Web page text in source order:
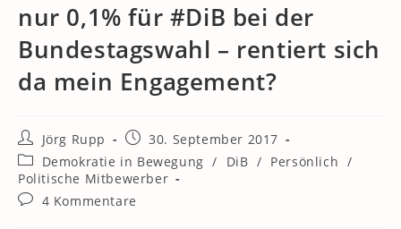
nur 0,1% für #DiB bei der
Bundestagswahl – rentiert sich
da mein Engagement?
Beitrags-
Autor:
Jörg Rupp
Beitrag
veröffentlicht:
30. September 2017
Beitrags-
Kategorie:
Demokratie in Bewegung / DiB / Persönlich /
Politische Mitbewerber
Beitrags-
4 Kommentare